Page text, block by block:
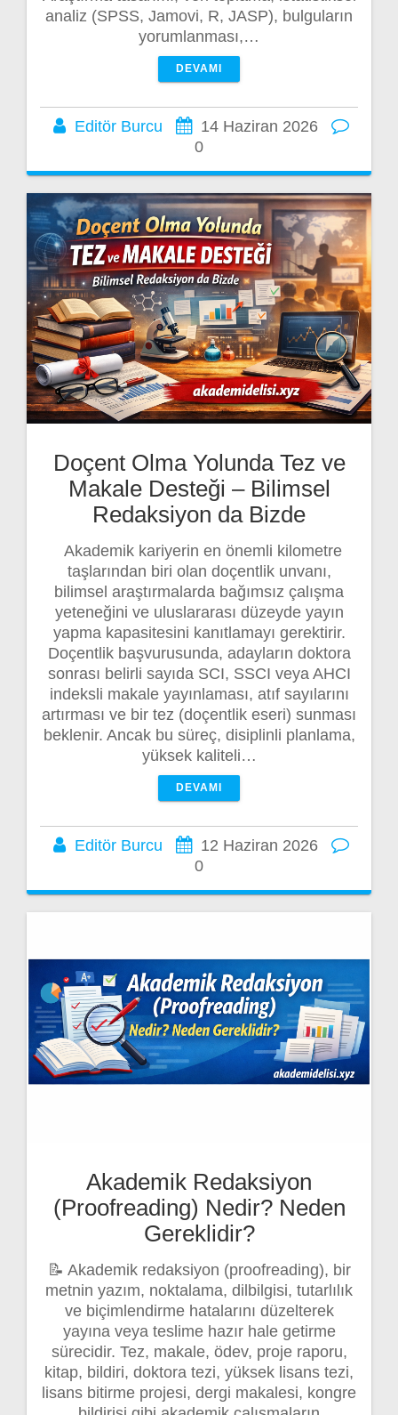
analiz (SPSS, Jamovi, R, JASP), bulguların
yorumlanması,…
DEVAMI
Editör Burcu
14 Haziran 2026
0
Doçent Olma Yolunda Tez ve
Makale Desteği – Bilimsel
Redaksiyon da Bizde
Akademik kariyerin en önemli kilometre
taşlarından biri olan doçentlik unvanı,
bilimsel araştırmalarda bağımsız çalışma
yeteneğini ve uluslararası düzeyde yayın
yapma kapasitesini kanıtlamayı gerektirir.
Doçentlik başvurusunda, adayların doktora
sonrası belirli sayıda SCI, SSCI veya AHCI
indeksli makale yayınlaması, atıf sayılarını
artırması ve bir tez (doçentlik eseri) sunması
beklenir. Ancak bu süreç, disiplinli planlama,
yüksek kaliteli…
DEVAMI
Editör Burcu
12 Haziran 2026
0
Akademik Redaksiyon
(Proofreading) Nedir? Neden
Gereklidir?
📝 Akademik redaksiyon (proofreading), bir
metnin yazım, noktalama, dilbilgisi, tutarlılık
ve biçimlendirme hatalarını düzelterek
yayına veya teslime hazır hale getirme
sürecidir. Tez, makale, ödev, proje raporu,
kitap, bildiri, doktora tezi, yüksek lisans tezi,
lisans bitirme projesi, dergi makalesi, kongre